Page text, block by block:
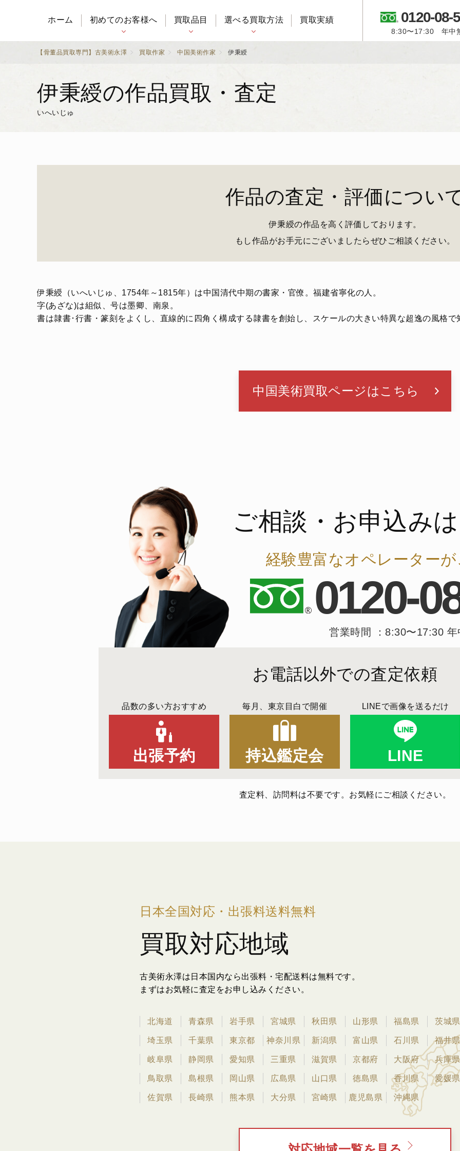
ホーム 初めてのお客様へ 買取品目 選べる買取方法 買取実績 0120-08-
8:30〜17:30 年中
【骨董品買取専門】古美術永澤 買取作家 中国美術作家 伊秉綬
伊秉綬の作品買取・査定
いへいじゅ
作品の査定・評価につい
伊秉綬の作品を高く評価しております。
もし作品がお手元にございましたらぜひご相談ください。
伊秉綬（いへいじゅ、1754年～1815年）は中国清代中期の書家・官僚。福建省寧化の人。
字(あざな)は組似、号は墨卿、南泉。
書は隷書･行書・篆刻をよくし、直線的に四角く構成する隷書を創始し、スケールの大きい特異な超逸の風格で
中国美術買取ページはこちら
ご相談・お申込み
経験豊富なオペレーター
0120-
営業時間 ：8:30〜17:30 年
お電話以外での査定依頼
品数の多い方おすすめ
出張予約
毎月、東京目白で開催
持込鑑定会
LINEで画像を送るだけ
LINE
査定料、訪問料は不要です。お気軽にご相談ください。
日本全国対応・出張料送料無料
買取対応地域
古美術永澤は日本国内なら出張料・宅配送料は無料です。
まずはお気軽に査定をお申し込みください。
北海道 青森県 岩手県 宮城県 秋田県 山形県 福島県 茨城県
埼玉県 千葉県 東京都 神奈川県 新潟県 富山県 石川県 福井県
岐阜県 静岡県 愛知県 三重県 滋賀県 京都府 大阪府 兵庫県
鳥取県 島根県 岡山県 広島県 山口県 徳島県 香川県 愛媛県
佐賀県 長崎県 熊本県 大分県 宮崎県 鹿児島県 沖縄県